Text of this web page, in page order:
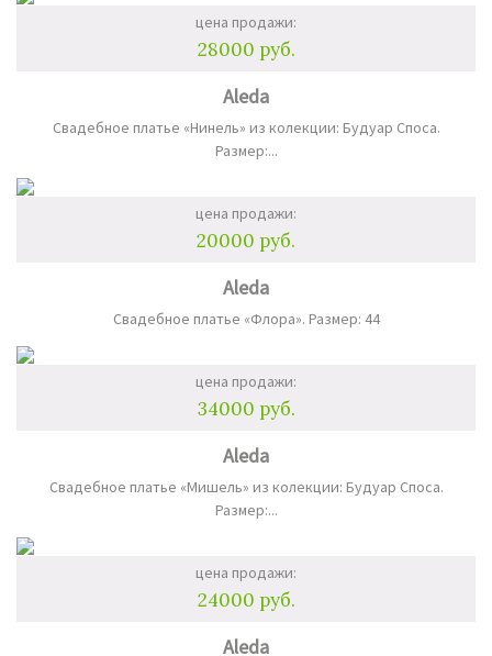
цена продажи:
28000 руб.
Aleda
Свадебное платье «Нинель» из колекции: Будуар Споса.
Размер:...
цена продажи:
20000 руб.
Aleda
Свадебное платье «Флора». Размер: 44
цена продажи:
34000 руб.
Aleda
Свадебное платье «Мишель» из колекции: Будуар Споса.
Размер:...
цена продажи:
24000 руб.
Aleda